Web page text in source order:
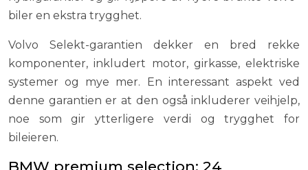
biler en ekstra trygghet.
Volvo Selekt-garantien dekker en bred rekke
komponenter, inkludert motor, girkasse, elektriske
systemer og mye mer. En interessant aspekt ved
denne garantien er at den også inkluderer veihjelp,
noe som gir ytterligere verdi og trygghet for
bileieren.
BMW premium selection: 24